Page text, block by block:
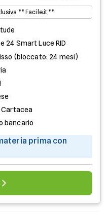
** Facile.it **
24 Smart Luce RID
(bloccato: 24 mesi)
Cartacea
bancario
prima con